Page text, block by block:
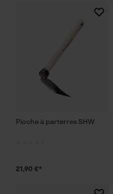
Pioche à parterres SHW
21,90 €*